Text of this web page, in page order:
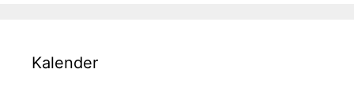
Kalender